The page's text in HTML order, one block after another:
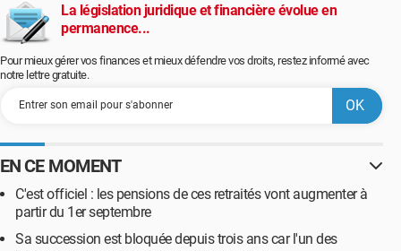
La législation juridique et financière évolue en
permanence...
Pour mieux gérer vos finances et mieux défendre vos droits, restez informé avec
notre lettre gratuite.
EN CE MOMENT
C'est officiel : les pensions de ces retraités vont augmenter à
partir du 1er septembre
Sa succession est bloquée depuis trois ans car l'un des